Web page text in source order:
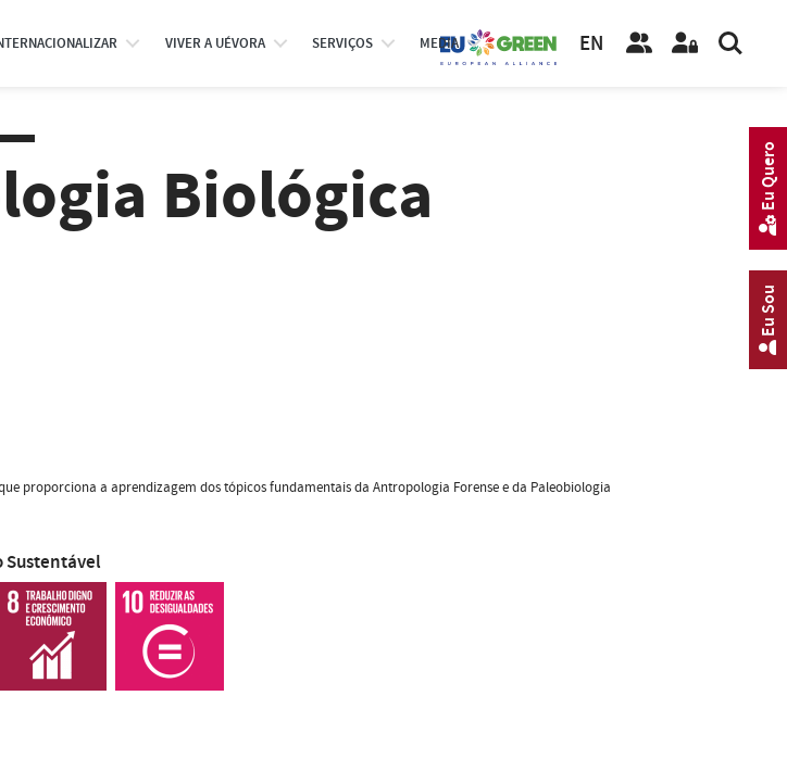
VIVER A UÉVORA SERVIÇOS MEDIA EN
Biológica
proporciona a aprendizagem dos tópicos fundamentais da Antropologia Forense e da Paleobiologia
Sustentável
Eu Sou
Eu Quero